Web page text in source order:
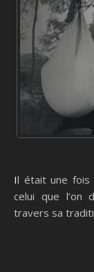
Il était une fois un beau petit pays fraîchement visitable,
celui que l’on
travers sa